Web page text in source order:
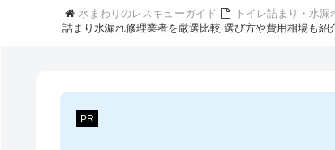
水まわりのレスキューガイド トイレ詰まり・水
詰まり水漏れ修理業者を厳選比較 選び方や費用相場も紹
PR